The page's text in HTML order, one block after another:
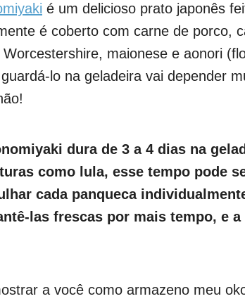
é um delicioso prato japonês
é coberto com carne de porco,
Worcestershire, maionese e aonori
lo na geladeira vai depender
dura de 3 a 4 dias na
como lula, esse tempo pode
cada panqueca
las frescas por mais tempo, e
a você como armazeno meu